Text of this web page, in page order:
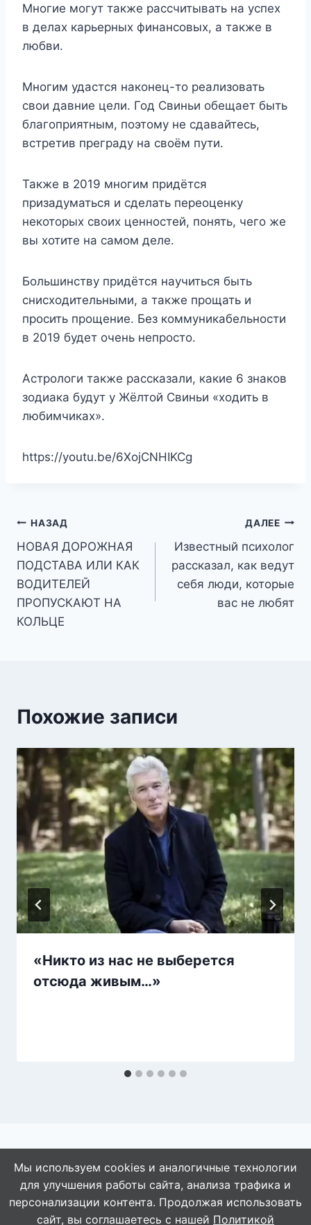
Многие могут также рассчитывать на успех
в делах карьерных финансовых, а также в
любви.
Многим удастся наконец-то реализовать
свои давние цели. Год Свиньи обещает быть
благоприятным, поэтому не сдавайтесь,
встретив преграду на своём пути.
Также в 2019 многим придётся
призадуматься и сделать переоценку
некоторых своих ценностей, понять, чего же
вы хотите на самом деле.
Большинству придётся научиться быть
снисходительными, а также прощать и
просить прощение. Без коммуникабельности
в 2019 будет очень непросто.
Астрологи также рассказали, какие 6 знаков
зодиака будут у Жёлтой Свиньи «ходить в
любимчиках».
https://youtu.be/6XojCNHIKCg
Навигация
по
записям
НАЗАД
НОВАЯ ДОРОЖНАЯ
ПОДСТАВА ИЛИ КАК
ВОДИТЕЛЕЙ
ПРОПУСКАЮТ НА
КОЛЬЦЕ
ДАЛЕЕ
Известный психолог
рассказал, как ведут
себя люди, которые
вас не любят
Похожие записи
«Никто из нас не выберется
отсюда живым…»
© 2026 АбАлдеть!
Мы используем cookies и аналогичные технологии
для улучшения работы сайта, анализа трафика и
персонализации контента. Продолжая использовать
сайт, вы соглашаетесь с нашей Политикой